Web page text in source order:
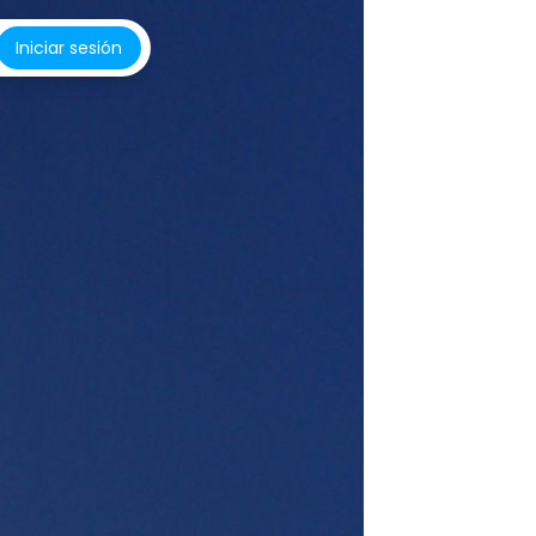
Iniciar sesión